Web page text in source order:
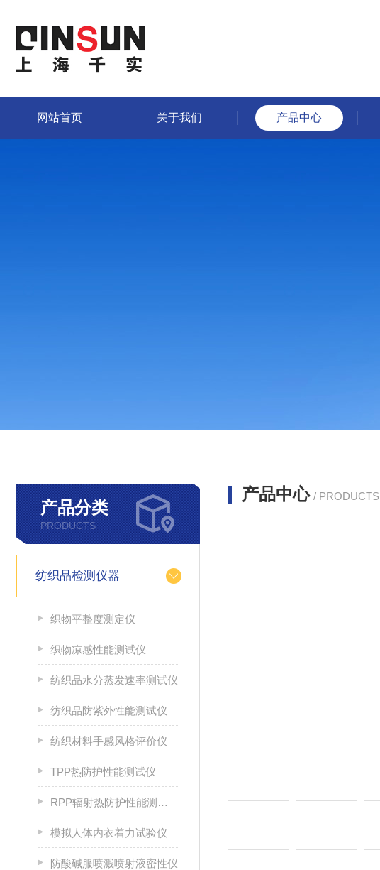
网站首页 关于我们 产品中心
产品分类
PRODUCTS
纺织品检测仪器
织物平整度测定仪
织物凉感性能测试仪
纺织品水分蒸发速率测试仪
纺织品防紫外性能测试仪
纺织材料手感风格评价仪
TPP热防护性能测试仪
RPP辐射热防护性能测试仪
模拟人体内衣着力试验仪
防酸碱服喷溅喷射液密性仪
产品中心 / PRODUCTS